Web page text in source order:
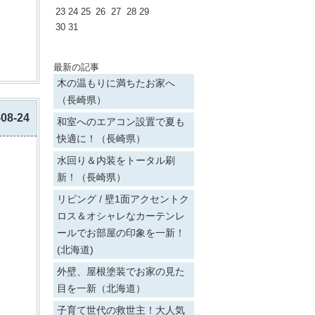
24
23 24 25 26 27 28 29
30 31
最新の記事
木の温もりに満ちたお家へ
（長崎県）
和室へのエアコン設置で夏も
快適に！（長崎県）
水回り＆内装をトータル刷
新！（長崎県）
リビング / 壁1面アクセントク
ロス＆オシャレなカーテンレ
ールでお部屋の印象を一新！
(北海道)
外壁、屋根塗装でお家の見た
目を一新（北海道）
子育て世代の救世主！大人気